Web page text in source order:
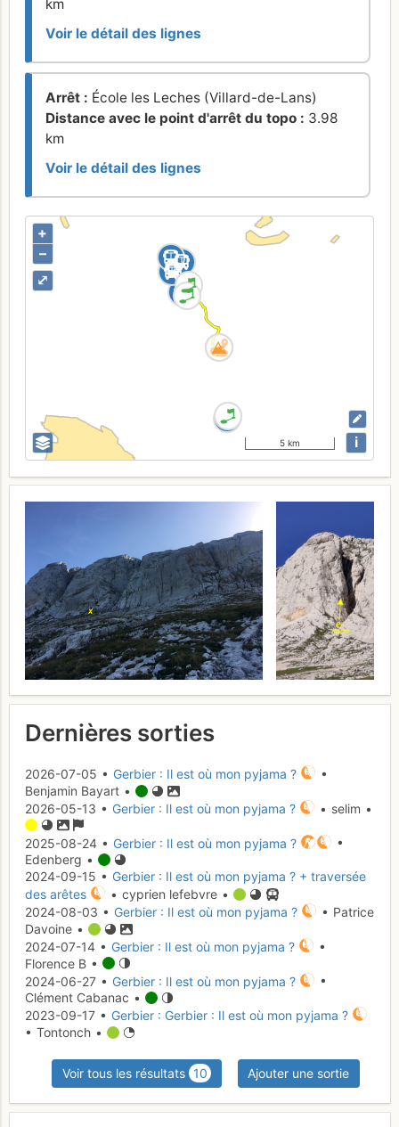
km
Voir le détail des lignes
Arrêt : École les Leches (Villard-de-Lans)
Distance avec le point d'arrêt du topo : 3.98
km
Voir le détail des lignes
⤢
+
–
5 km i
Dernières sorties
2026-07-05 • Gerbier : Il est où mon pyjama ?
•
Benjamin Bayart •
2026-05-13 • Gerbier : Il est où mon pyjama ? • selim •
2025-08-24 • Gerbier : Il est où mon pyjama ?
•
Edenberg •
2024-09-15 • Gerbier : Il est où mon pyjama ? + traversée
des arêtes
• cyprien lefebvre •
2024-08-03 • Gerbier : Il est où mon pyjama ?
• Patrice
Davoine •
2024-07-14 • Gerbier : Il est où mon pyjama ?
•
Florence B •
2024-06-27 • Gerbier : Il est où mon pyjama ?
•
Clément Cabanac •
2023-09-17 • Gerbier : Gerbier : Il est où mon pyjama ?
• Tontonch •
Voir tous les résultats 10 Ajouter une sortie